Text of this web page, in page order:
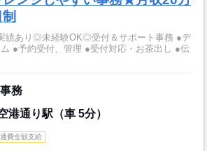
あり◎未経験OK◎受付＆サポート事務 ●デ
●予約受付、管理 ●受付対応・お茶出し ●伝
務
港通り駅（車 5分）
費全額支給